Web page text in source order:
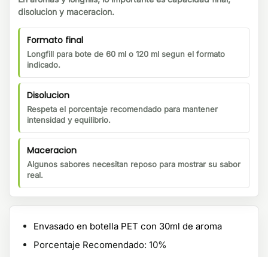
disolucion y maceracion.
Formato final
Longfill para bote de 60 ml o 120 ml segun el formato
indicado.
Disolucion
Respeta el porcentaje recomendado para mantener
intensidad y equilibrio.
Maceracion
Algunos sabores necesitan reposo para mostrar su sabor
real.
Envasado en botella PET con 30ml de aroma
Porcentaje Recomendado: 10%